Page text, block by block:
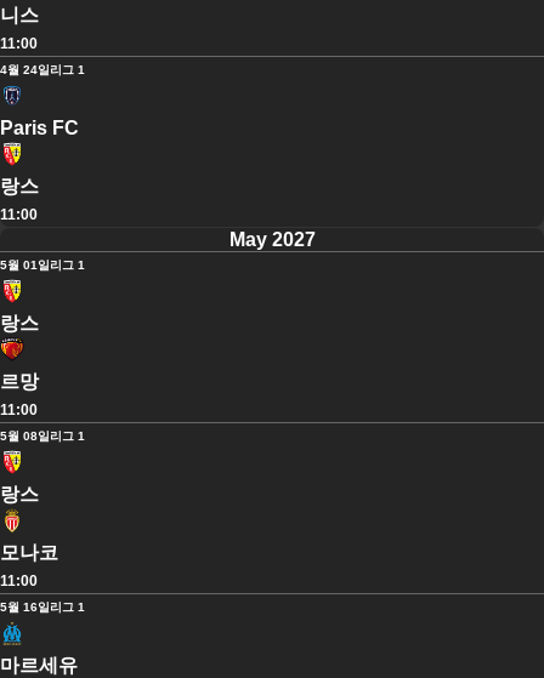
니스
11:00
4월 24일리그 1
Paris FC
랑스
11:00
May 2027
5월 01일리그 1
랑스
르망
11:00
5월 08일리그 1
랑스
모나코
11:00
5월 16일리그 1
마르세유